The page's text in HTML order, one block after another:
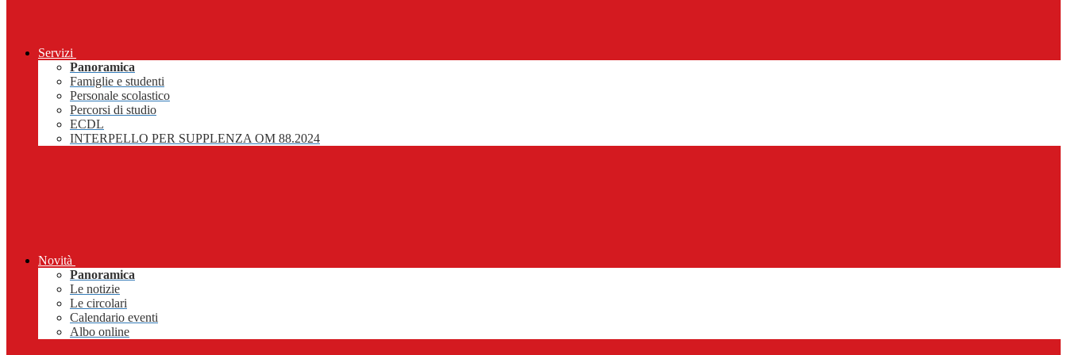
Servizi
Panoramica
Famiglie e studenti
Personale scolastico
Percorsi di studio
ECDL
INTERPELLO PER SUPPLENZA OM 88.2024
Novità
Panoramica
Le notizie
Le circolari
Calendario eventi
Albo online